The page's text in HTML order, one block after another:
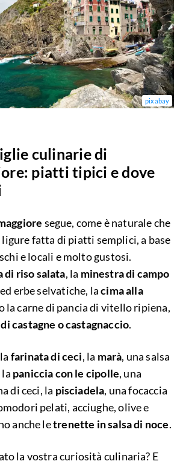
pixabay
culinarie di
piatti tipici e dove
segue, come è naturale che
fatta di piatti semplici, a base
e locali e molto gustosi.
di riso salata, la minestra di campo
erbe selvatiche, lacima alla
la carne di pancia di vitello ripiena,
castagne o castagnaccio.
farinata di ceci, la marà, una salsa
paniccia con le cipolle, una
di ceci, la pisciadela, una focaccia
pelati, acciughe, olive e
anche letrenette in salsa di noce.
la vostra curiosità culinaria? E